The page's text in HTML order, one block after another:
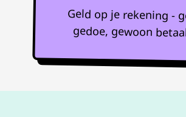
Geld op je rekening -
gedoe, gewoon